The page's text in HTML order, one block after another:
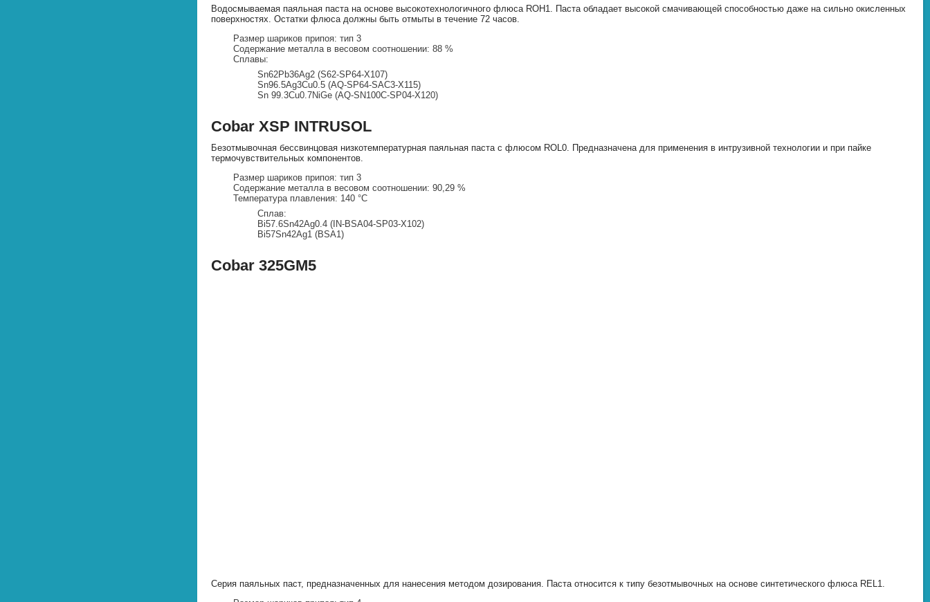
Водосмываемая паяльная паста на основе высокотехнологичного флюса ROH1. Паста обладает высокой смачивающей способностью даже на сильно окисленных
поверхностях. Остатки флюса должны быть отмыты в течение 72 часов.
Размер шариков припоя: тип 3
Содержание металла в весовом соотношении: 88 %
Сплавы:
Sn62Pb36Ag2 (S62-SP64-X107)
Sn96.5Ag3Cu0.5 (AQ-SP64-SAC3-X115)
Sn 99.3Cu0.7NiGe (AQ-SN100C-SP04-X120)
Сobar XSP INTRUSOL
Безотмывочная бессвинцовая низкотемпературная паяльная паста с флюсом ROL0. Предназначена для применения в интрузивной технологии и при пайке
термочувствительных компонентов.
Размер шариков припоя: тип 3
Содержание металла в весовом соотношении: 90,29 %
Температура плавления: 140 °С
Сплав:
Bi57.6Sn42Ag0.4 (IN-BSA04-SP03-X102)
Bi57Sn42Ag1 (BSA1)
Cobar 325GM5
Cерия паяльных паст, предназначенных для нанесения методом дозирования. Паста относится к типу безотмывочных на основе синтетического флюса REL1.